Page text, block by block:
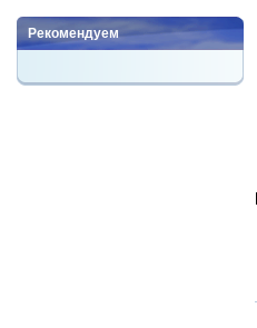
Рекомендуем